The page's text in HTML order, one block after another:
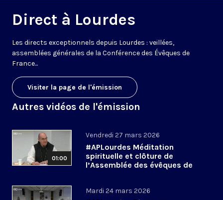
Direct à Lourdes
Les directs exceptionnels depuis Lourdes : veillées,
assemblées générales de la Conférence des Évêques de
France...
Visiter la page de l'émission
Autres vidéos de l'émission
01:00
Vendredi 27 mars 2026
#APLourdes Méditation
spirituelle et clôture de
l’Assemblée des évêques de
Mardi 24 mars 2026